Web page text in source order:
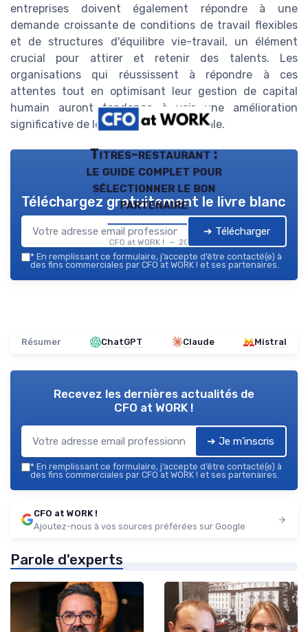
entreprises doivent également répondre à une
demande croissante de conditions de travail flexibles
et de structures d'équilibre vie-travail, un élément
crucial pour attirer et retenir des talents. Les
organisations qui réussissent à répondre à ces
attentes tout en optimisant leur gestion de capital
humain auront tendance à voir une amélioration
significative de leur performance globale.
Titres-restaurant :
le guide complet pour
sélectionner le bon
partenaire
CFO at WORK ! — 2026
Téléchargez gratuitement le livre blanc
➔ Télécharger
* En remplissant ce formulaire, j’accepte d’être contacté(e) à
des fins commerciales par CFO at WORK ! et ses partenaires.
Résumer ChatGPT Claude Mistral
Recevez les dernières actualités de
CFO at WORK !
➔ Je m'inscris
* En remplissant ce formulaire, j’accepte d’être contacté(e) à
des fins commerciales par CFO at WORK ! et ses partenaires.
CFO at WORK !
Ajoutez-nous à vos sources préférées sur Google
Parole d'experts